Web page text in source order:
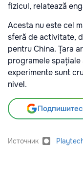
fizicul, relatează
Acesta nu este cel
sferă de activitate,
pentru China. Țara
programele spațiale
experimente sunt
nivel.
Источник